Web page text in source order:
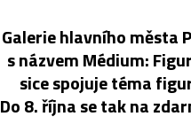
Galerie hlavního města
s názvem Médium:
sice spojuje téma
Do 8. října se tak na